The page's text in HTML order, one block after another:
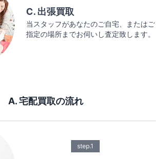
C. 出張買取
当スタッフがあなたのご自宅、またはご
指定の場所までお伺いし査定致します。
A. 宅配買取の流れ
step.1